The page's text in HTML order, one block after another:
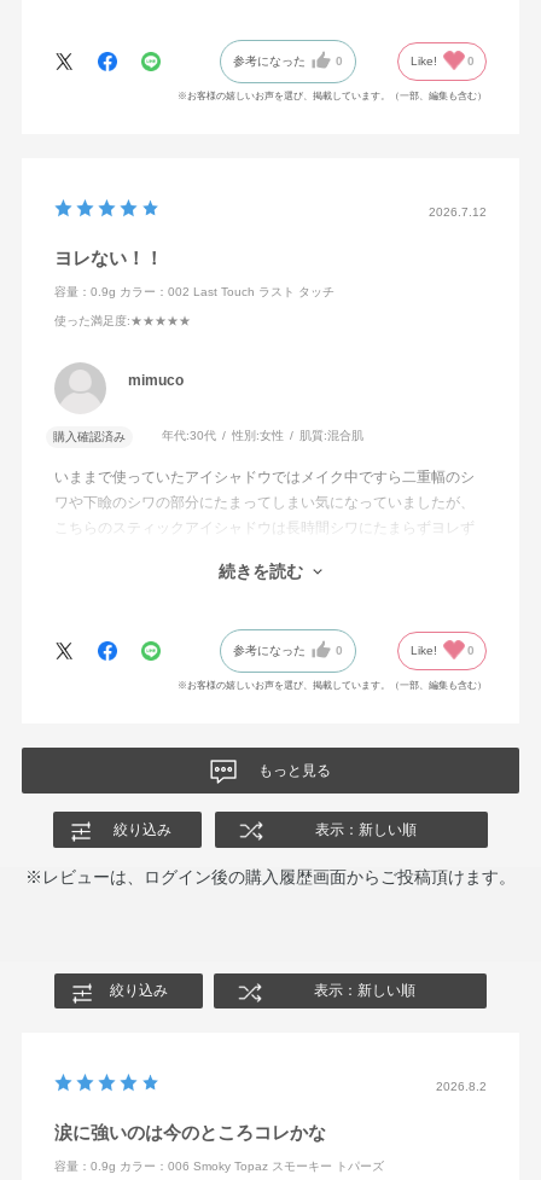
眼の充血と痒みに長いこと悩まされていましたが、よーく見ると
涙で流れたアイシャドウの粒子が眼の中に入っていました
改善されました。
また黄色味帯びたブラウンが実は引き締めカラーの中にも明るさ
を宿してくれるのでアイラインとアイシャドウ両方の効果があり
ます。
今回リピートして2本目です
参考になった 0 Like! 0
※お客様の嬉しいお声を選び、掲載しています。（一部、編集も含む）
2026.7.12
ヨレない！！
容量：0.9g カラー：002 Last Touch ラスト タッチ
使った満足度:★★★★★
mimuco
購入確認済み 年代:30代 性別:女性 肌質:混合肌
いままで使っていたアイシャドウではメイク中ですら二重幅のシ
ワや下瞼のシワの部分にたまってしまい気になっていましたが、
こちらのスティックアイシャドウは長時間シワにたまらずヨレず
こんな経験は初めてです。
瞬きするとキラキラがとっても綺麗です。
使用感に感動したので、
友人のお誕生日にプレゼントしたら
続きを読む
参考になった 0 Like! 0
※お客様の嬉しいお声を選び、掲載しています。（一部、編集も含む）
もっと見る
絞り込み 表示：新しい順
※レビューは、ログイン後の購入履歴画面からご投稿頂けます。
絞り込み 表示：新しい順
2026.8.2
涙に強いのは今のところコレかな
容量：0.9g カラー：006 Smoky Topaz スモーキー トパーズ